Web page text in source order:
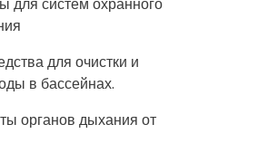
для очистки и
в бассейнах.
органов дыхания от